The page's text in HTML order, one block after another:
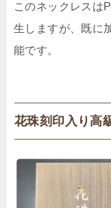
このネックレスは
生しますが、既に
能です。
花珠刻印入り高